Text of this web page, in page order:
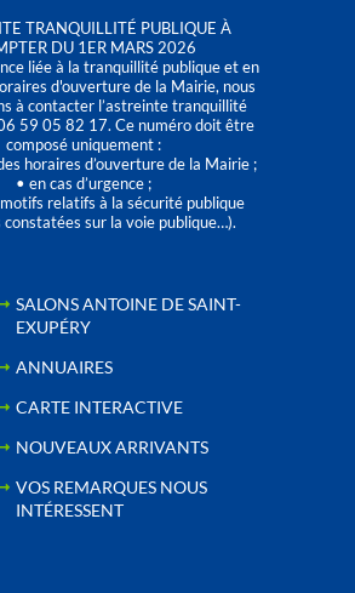
TRANQUILLITÉ PUBLIQUE À
DU 1ER MARS 2026
liée à la tranquillité publique et en
d'ouverture de la Mairie, nous
à contacter l’astreinte tranquillité
59 05 82 17. Ce numéro doit être
composé uniquement :
horaires d’ouverture de la Mairie ;
• en cas d’urgence ;
relatifs à la sécurité publique
constatées sur la voie publique…).
SALONS ANTOINE DE SAINT-
EXUPÉRY
ANNUAIRES
CARTE INTERACTIVE
NOUVEAUX ARRIVANTS
VOS REMARQUES NOUS
INTÉRESSENT